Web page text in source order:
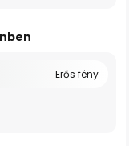
Erős fény